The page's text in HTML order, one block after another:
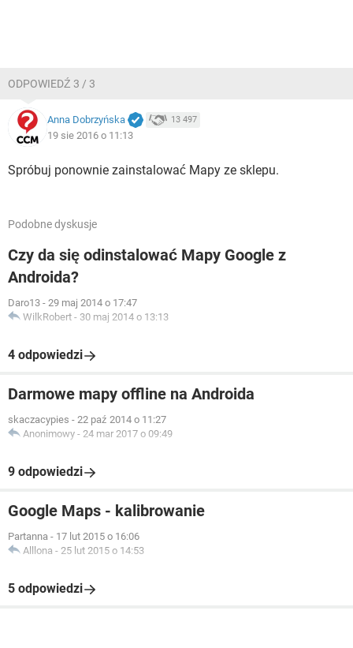
ODPOWIEDŹ 3 / 3
Anna Dobrzyńska 13 497
19 sie 2016 o 11:13
Spróbuj ponownie zainstalować Mapy ze sklepu.
Podobne dyskusje
Czy da się odinstalować Mapy Google z
Androida?
Daro13 - 29 maj 2014 o 17:47
WilkRobert - 30 maj 2014 o 13:13
4 odpowiedzi
Darmowe mapy offline na Androida
skaczacypies - 22 paź 2014 o 11:27
Anonimowy - 24 mar 2017 o 09:49
9 odpowiedzi
Google Maps - kalibrowanie
Partanna - 17 lut 2015 o 16:06
Alllona - 25 lut 2015 o 14:53
5 odpowiedzi